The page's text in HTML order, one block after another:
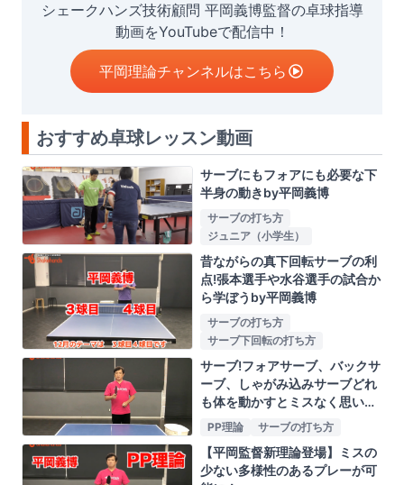
シェークハンズ技術顧問 平岡義博監督の卓球指導
動画をYouTubeで配信中！
平岡理論チャンネルはこちら
おすすめ卓球レッスン動画
サーブにもフォアにも必要な下
半身の動きby平岡義博
サーブの打ち方
ジュニア（小学生）
昔ながらの真下回転サーブの利
点!張本選手や水谷選手の試合か
ら学ぼうby平岡義博
サーブの打ち方
サーブ下回転の打ち方
サーブ!フォアサーブ、バックサ
ーブ、しゃがみ込みサーブどれ
も体を動かすとミスなく思いっ
きり振れるby平岡義博
PP理論 サーブの打ち方
【平岡監督新理論登場】ミスの
少ない多様性のあるプレーが可